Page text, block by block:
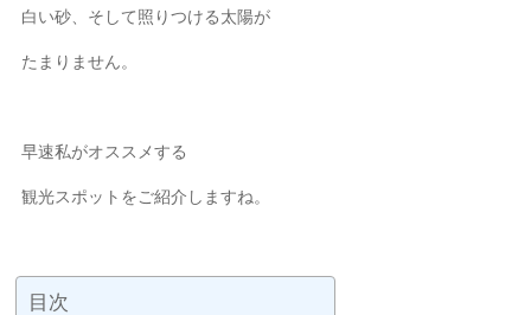
白い砂、そして照りつける太陽が
たまりません。
早速私がオススメする
観光スポットをご紹介しますね。
目次